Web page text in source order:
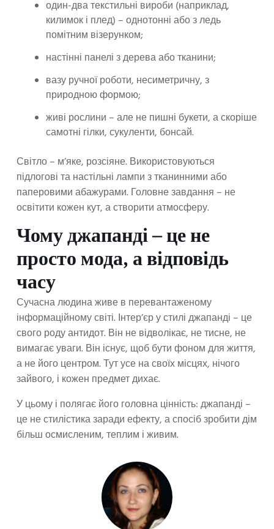
один-два текстильні вироби (наприклад,
килимок і плед) – однотонні або з ледь
помітним візерунком;
настінні панелі з дерева або тканини;
вазу ручної роботи, несиметричну, з
природною формою;
живі рослини – але не пишні букети, а скоріше
самотні гілки, сукуленти, бонсай.
Світло – м’яке, розсіяне. Використовуються
підлогові та настільні лампи з тканинними або
паперовими абажурами. Головне завдання – не
освітити кожен кут, а створити атмосферу.
Чому джапанді – це не
просто мода, а відповідь
часу
Сучасна людина живе в перевантаженому
інформаційному світі. Інтер’єр у стилі джапанді – це
свого роду антидот. Він не відволікає, не тисне, не
вимагає уваги. Він існує, щоб бути фоном для життя,
а не його центром. Тут усе на своїх місцях, нічого
зайвого, і кожен предмет дихає.
У цьому і полягає його головна цінність: джапанді –
це не стилістика заради ефекту, а спосіб зробити дім
більш осмисленим, теплим і живим.